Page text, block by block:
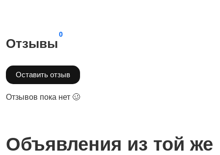
Отзывы
0
Оставить отзыв
Отзывов пока нет 🥴
Объявления из той же